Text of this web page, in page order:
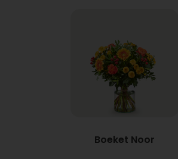
Boeket Noor